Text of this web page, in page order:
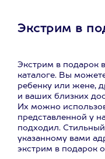
Экстрим в
Экстрим в подарок
каталоге. Вы
ребенку или жене,
и ваших близких
Их можно
представленной у
подходил.
указанному вами
экстрим в подарок